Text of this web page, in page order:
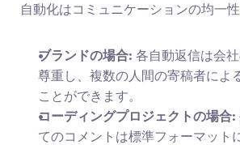
自動化はコミュニケーションの均一性
ブランドの場合: 各自動返信は会
尊重し、複数の人間の寄稿者によ
ことができます。
コーディングプロジェクトの場合:
てのコメントは標準フォーマット